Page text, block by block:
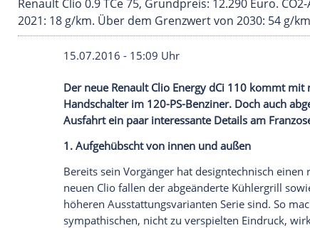
Renault Clio 0.9 TCe 75, Grundpreis:
2021: 18 g/km. Über dem Grenzwert von
15.07.2016 - 15:09 Uhr